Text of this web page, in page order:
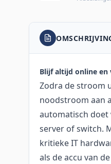
Blijf altijd online
Zodra de stroom
noodstroom aan
automatisch doet
server of switch.
kritieke IT
als de accu van